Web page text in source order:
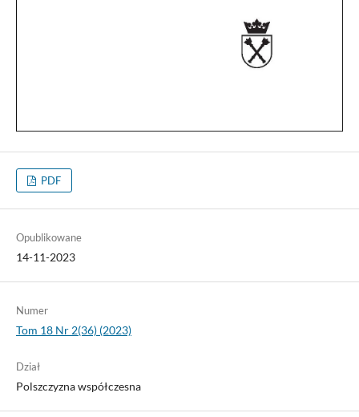
PDF
Opublikowane
14-11-2023
Numer
Tom 18 Nr 2(36) (2023)
Dział
Polszczyzna współczesna